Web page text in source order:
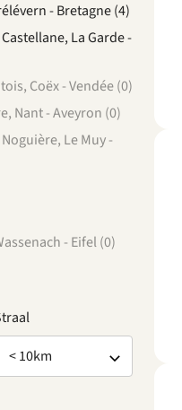
- Bretagne (4)
La Garde -
Coëx - Vendée (0)
Nant - Aveyron (0)
Le Muy -
- Eifel (0)